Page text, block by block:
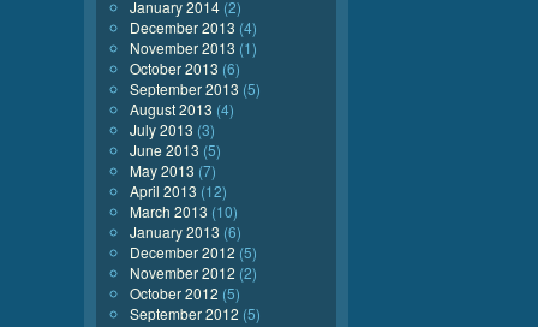
January 2014 (2)
December 2013 (4)
November 2013 (1)
October 2013 (6)
September 2013 (5)
August 2013 (4)
July 2013 (3)
June 2013 (5)
May 2013 (7)
April 2013 (12)
March 2013 (10)
January 2013 (6)
December 2012 (5)
November 2012 (2)
October 2012 (5)
September 2012 (5)